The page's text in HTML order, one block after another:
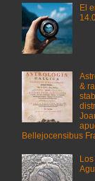
El
&
Bellejocensibus